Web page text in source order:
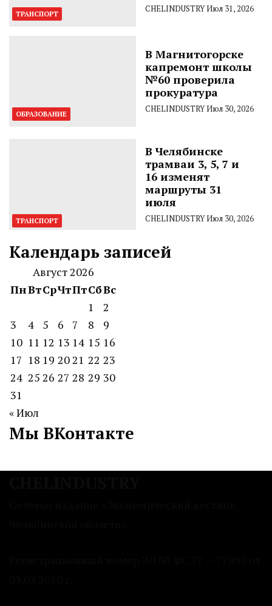
ТРАНСПОРТ CHELINDUSTRYИюл 31, 2026
ОБРАЗОВАНИЕ
В Магнитогорске
капремонт школы
№60 проверила
прокуратура
CHELINDUSTRYИюл 30, 2026
ТРАНСПОРТ
В Челябинске
трамваи 3, 5, 7 и
16 изменят
маршруты 31
июля
CHELINDUSTRYИюл 30, 2026
Календарь записей
Август 2026
ПнВтСрЧтПтСбВс
1
2
3
4 5 6 7 8
9
10 11 12 13 14 15 16
17 18 19 2021 22 23
24 25 26 27 28 29 30
31
« Июл
Мы ВКонтакте